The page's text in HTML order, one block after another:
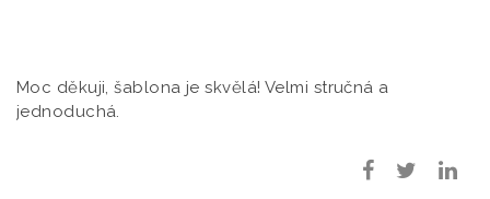
Moc děkuji, šablona je skvělá! Velmi stručná a
jednoduchá.